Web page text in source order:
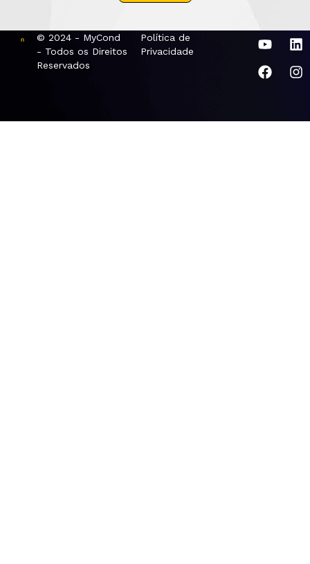
© 2024 - MyCond
- Todos os Direitos
Reservados
Política de
Privacidade